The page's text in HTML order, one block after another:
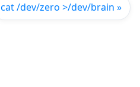
cat /dev/zero >/dev/brain »